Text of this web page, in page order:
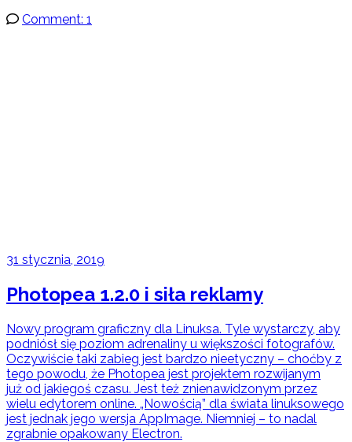
Comment: 1
31 stycznia, 2019
Photopea 1.2.0 i siła reklamy
Nowy program graficzny dla Linuksa. Tyle wystarczy, aby
podniósł się poziom adrenaliny u większości fotografów.
Oczywiście taki zabieg jest bardzo nieetyczny – choćby z
tego powodu, że Photopea jest projektem rozwijanym
już od jakiegoś czasu. Jest też znienawidzonym przez
wielu edytorem online. „Nowością” dla świata linuksowego
jest jednak jego wersja AppImage. Niemniej – to nadal
zgrabnie opakowany Electron.